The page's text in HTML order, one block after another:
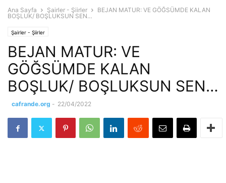
Ana Sayfa Şairler - Şiirler
BEJAN MATUR: VE GÖĞSÜMDE KALAN
BOŞLUK/ BOŞLUKSUN SEN…
Şairler - Şiirler
BEJAN MATUR: VE
GÖĞSÜMDE KALAN
BOŞLUK/ BOŞLUKSUN SEN…
cafrande.org - 22/04/2022